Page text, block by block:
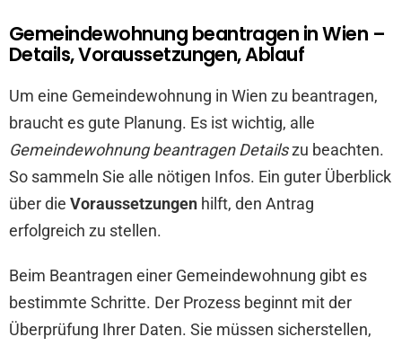
Gemeindewohnung beantragen in Wien –
Details, Voraussetzungen, Ablauf
Um eine Gemeindewohnung in Wien zu beantragen,
braucht es gute Planung. Es ist wichtig, alle
Gemeindewohnung beantragen Detailszu beachten.
So sammeln Sie alle nötigen Infos. Ein guter Überblick
über die Voraussetzungen hilft, den Antrag
erfolgreich zu stellen.
Beim Beantragen einer Gemeindewohnung gibt es
bestimmte Schritte. Der Prozess beginnt mit der
Überprüfung Ihrer Daten. Sie müssen sicherstellen,